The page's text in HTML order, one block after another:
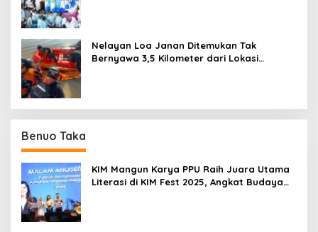
Nelayan Loa Janan Ditemukan Tak
Bernyawa 3,5 Kilometer dari Lokasi
Benuo Taka
KIM Mangun Karya PPU Raih Juara Utama
Literasi di KIM Fest 2025, Angkat Budaya